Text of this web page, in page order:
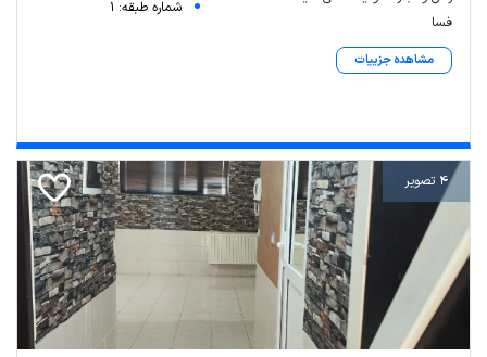
فسا
مشاهده جزییات
شماره طبقه: 1
4 تصویر